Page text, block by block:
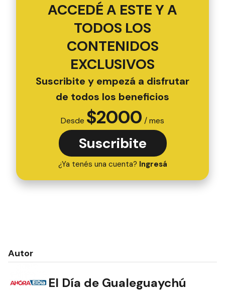
ACCEDÉ A ESTE Y A
TODOS LOS
CONTENIDOS
EXCLUSIVOS
Suscribite y empezá a disfrutar
de todos los beneficios
Desde $2000 / mes
Suscribite
¿Ya tenés una cuenta? Ingresá
Autor
El Día de Gualeguaychú